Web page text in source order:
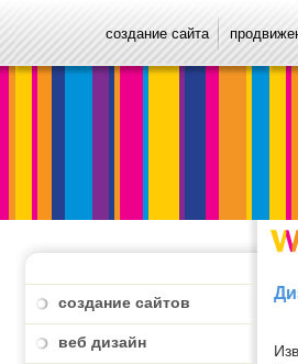
создание сайта
создание сайтов
веб дизайн